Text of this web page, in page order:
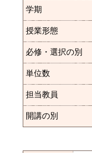
学期
授業形態
必修・選択の別
単位数
担当教員
開講の別